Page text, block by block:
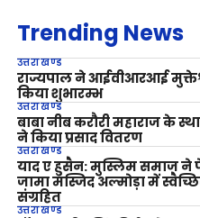
Trending News
उत्तराखण्ड
राज्यपाल ने आईवीआरआई
किया शुभारम्भ
उत्तराखण्ड
बाबा नीब करौरी महाराज के
ने किया प्रसाद वितरण
उत्तराखण्ड
याद ए हुसैन: मुस्लिम समाज ने
जामा मस्जिद अल्मोड़ा में
संग्रहित
उत्तराखण्ड